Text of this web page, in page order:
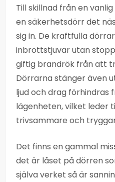
Till skillnad från en
en säkerhetsdörr det
sig in. De kraftfulla
inbrottstjuvar utan
giftig brandrök från att
Dörrarna stänger även
ljud och drag förhindras
lägenheten, vilket leder
trivsammare och
Det finns en gammal
det är låset på dörren
själva verket så är